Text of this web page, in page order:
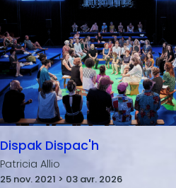
Dispak Dispac'h
Patricia Allio
25 nov. 2021 > 03 avr. 2026